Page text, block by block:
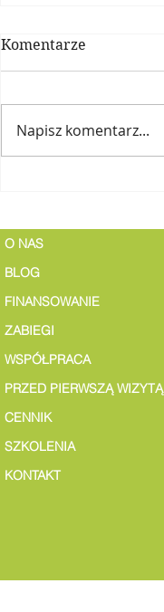
Candida albicans
Komentarze
Napisz komentarz...
O NAS
BLOG
FINANSOWANIE
ZABIEGI
WSPÓŁPRACA
PRZED PIERWSZĄ WIZYTĄ
CENNIK
SZKOLENIA
KONTAKT